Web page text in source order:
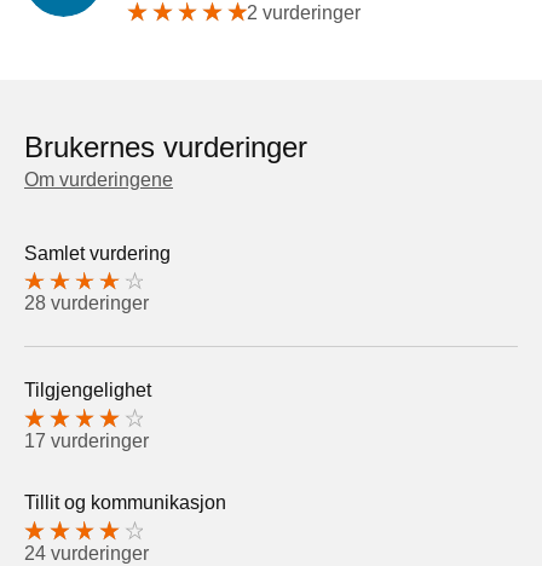
2 vurderinger
Brukernes vurderinger
Om vurderingene
Samlet vurdering
28 vurderinger
Tilgjengelighet
17 vurderinger
Tillit og kommunikasjon
24 vurderinger